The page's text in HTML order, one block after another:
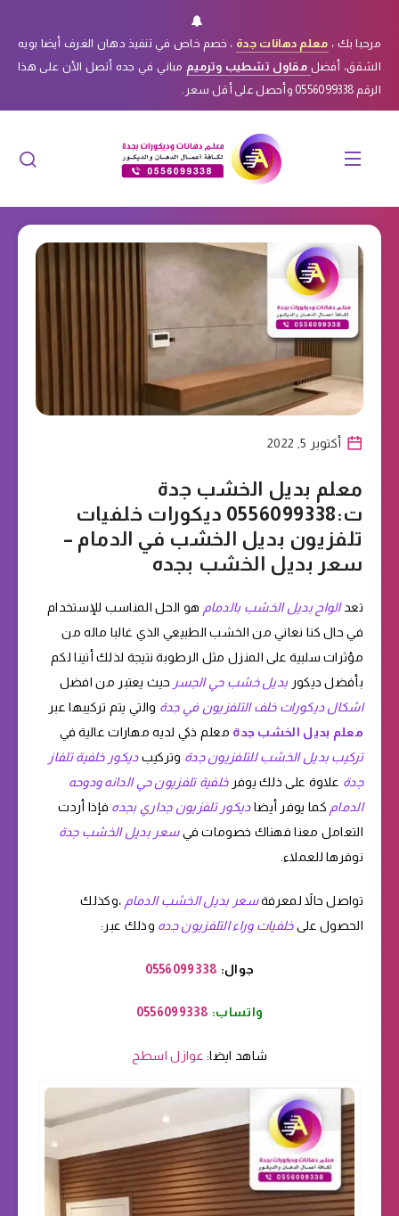
مرحبا بك ، معلم دهانات جدة ، خصم خاص في تنفيذ دهان الغرف أيضا بويه
الشقق، أفضل مقاول تشطيب وترميم مباني في جده أتصل الأن على هذا
الرقم 0556099338 وأحصل على أقل سعر.
أكتوبر 5, 2022
معلم بديل الخشب جدة
ت:0556099338 ديكورات خلفيات
تلفزيون بديل الخشب في الدمام –
سعر بديل الخشب بجده
تعدالواح بديل الخشب بالدمام هو الحل المناسب للإستخدام
في حال كنا نعاني من الخشب الطبيعي الذي غالبا ماله من
مؤثرات سلبية على المنزل مثل الرطوبة نتيجة لذلك أتينا لكم
بأفضل ديكور بديل خشب حي الجسر حيث يعتبر من افضل
اشكال ديكورات خلف التلفزيون في جدة والتي يتم تركيبها عبر
معلم بديل الخشب جدة معلم ذكي لديه مهارات عالية في
تركيب بديل الخشب للتلفزيون جدة وتركيبديكور خلفية تلفاز
جدة علاوة على ذلك يوفرخلفية تلفزيون حي الدانه ودوحه
الدمام كما يوفر أيضاديكور تلفزيون جداري بجده فإذا أردت
التعامل معنا فهناك خصومات فيسعر بديل الخشب جدة
نوفرها للعملاء.
تواصل حالاً لمعرفةسعر بديل الخشب الدمام ،وكذلك
الحصول علىخلفيات وراء التلفزيون جده وذلك عبر:
جوال: 0556099338
واتساب: 0556099338
شاهد ايضا: عوازل اسطح